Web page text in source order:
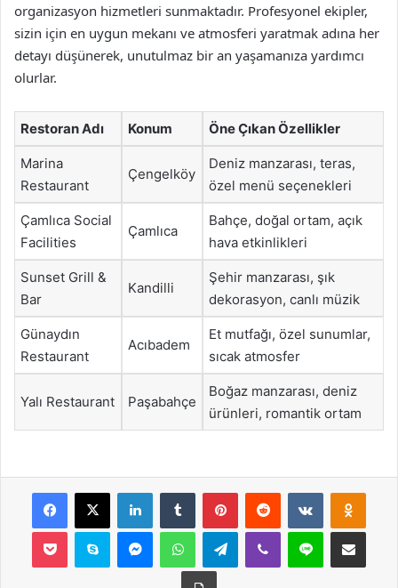
organizasyon hizmetleri sunmaktadır. Profesyonel ekipler,
sizin için en uygun mekanı ve atmosferi yaratmak adına her
detayı düşünerek, unutulmaz bir an yaşamanıza yardımcı
olurlar.
Restoran Adı Konum Öne Çıkan Özellikler
Marina
Restaurant
Çengelköy
Deniz manzarası, teras,
özel menü seçenekleri
Çamlıca Social
Facilities
Çamlıca
Bahçe, doğal ortam, açık
hava etkinlikleri
Sunset Grill &
Bar
Kandilli
Şehir manzarası, şık
dekorasyon, canlı müzik
Günaydın
Restaurant
Acıbadem
Et mutfağı, özel sunumlar,
sıcak atmosfer
Yalı Restaurant Paşabahçe
Boğaz manzarası, deniz
ürünleri, romantik ortam
Facebook
X LinkedInTumblr PinterestReddit VKontakte
Pocket Skype MessengerWhatsAppTelegramViber Line E-Posta ile
Yazdır